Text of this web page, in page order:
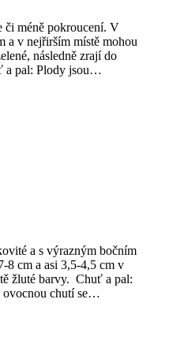
či méně pokroucení. V
a v nejřirším místě mohou
následně zrají do
a pal: Plody jsou…
a s výrazným bočním
8 cm a asi 3,5-4,5 cm v
žluté barvy. Chuť a pal:
ovocnou chutí se…